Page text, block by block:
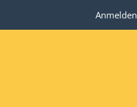
Anmelden